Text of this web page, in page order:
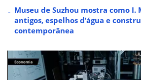
Museu de Suzhou mostra como I.
antigos, espelhos d’água e
contemporânea